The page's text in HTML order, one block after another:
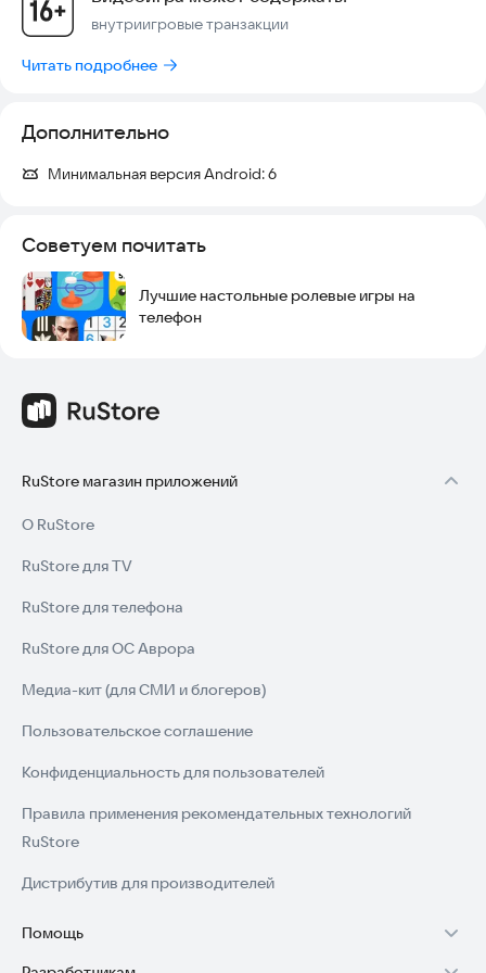
используйте связи между героинями и слабости
противника. Здесь нет шаблонно сильных составов — есть
вы сможете в полной мере насладиться радостью
внутриигровые транзакции
Читать подробнее
Дополнительно
Минимальная версия Android:6
Советуем почитать
Лучшие настольные ролевые игры на
телефон
RuStore магазин приложений
О RuStore
RuStore для TV
RuStore для телефона
RuStore для ОС Аврора
Медиа-кит (для СМИ и блогеров)
Пользовательское соглашение
Конфиденциальность для пользователей
Правила применения рекомендательных технологий
RuStore
Дистрибутив для производителей
Помощь